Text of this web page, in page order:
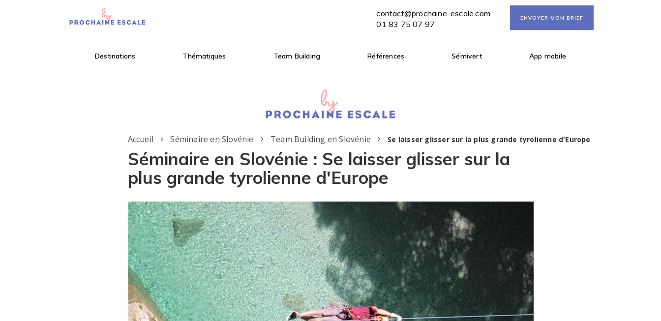
ENVOYER MON BRIEF
contact@prochaine-escale.com
01 83 75 07 97
ENVOYER MON BRIEF
Destinations Thématiques Team Building Références Sémivert App mobile
Accueil Séminaire en Slovénie Team Building en Slovénie Se laisser glisser sur la plus grande tyrolienne d'Europe
Séminaire en Slovénie : Se laisser glisser sur la
plus grande tyrolienne d'Europe